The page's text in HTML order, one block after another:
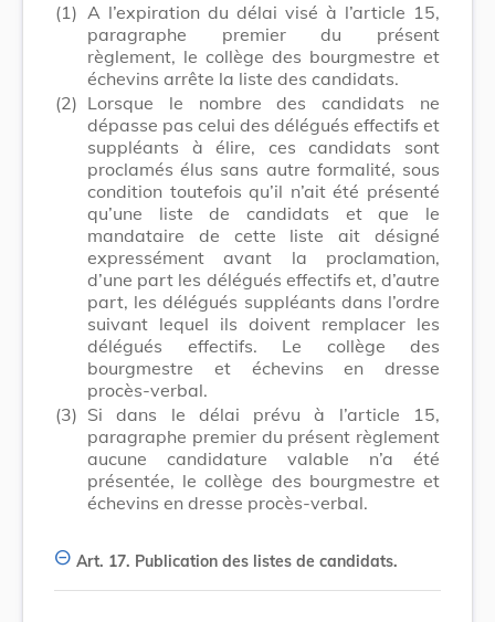
(1) A l’expiration du délai visé à l’article 15,
paragraphe premier du présent
règlement, le collège des bourgmestre et
échevins arrête la liste des candidats.
(2) Lorsque le nombre des candidats ne
dépasse pas celui des délégués effectifs et
suppléants à élire, ces candidats sont
proclamés élus sans autre formalité, sous
condition toutefois qu’il n’ait été présenté
qu’une liste de candidats et que le
mandataire de cette liste ait désigné
expressément avant la proclamation,
d’une part les délégués effectifs et, d’autre
part, les délégués suppléants dans l’ordre
suivant lequel ils doivent remplacer les
délégués effectifs. Le collège des
bourgmestre et échevins en dresse
procès-verbal.
(3) Si dans le délai prévu à l’article 15,
paragraphe premier du présent règlement
aucune candidature valable n’a été
présentée, le collège des bourgmestre et
échevins en dresse procès-verbal.
Art. 17. Publication des listes de candidats.